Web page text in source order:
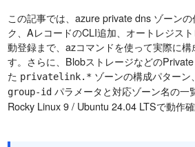
この記事では、azure private dns ゾーン
ク、AレコードのCLI追加、オートレジス
動登録まで、azコマンドを使って実際に構
す。さらに、Blobストレージなどの
た privatelink.* ゾーンの構成パター
group-id パラメータと対応ゾーン名の一
Rocky Linux 9 / Ubuntu 24.04 LTSで動作確